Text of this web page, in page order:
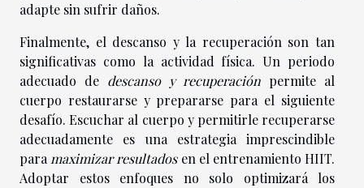
adapte sin sufrir daños.
Finalmente, el descanso y la recuperación son tan
significativas como la actividad física. Un periodo
adecuado de descanso y recuperación permite al
cuerpo restaurarse y prepararse para el siguiente
desafío. Escuchar al cuerpo y permitirle recuperarse
adecuadamente es una estrategia imprescindible
paramaximizar resultadosen el entrenamiento HIIT.
Adoptar estos enfoques no solo optimizará los